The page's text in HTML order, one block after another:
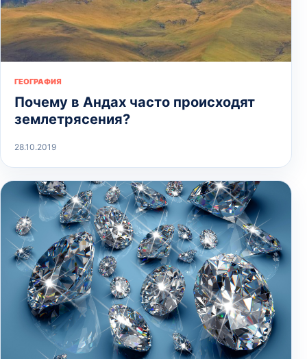
ГЕОГРАФИЯ
Почему в Андах часто происходят
землетрясения?
28.10.2019